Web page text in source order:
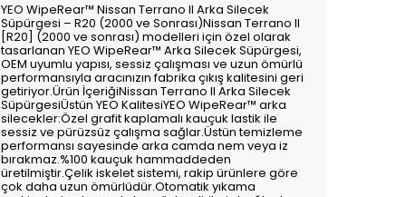
YEO WipeRear™️ Nissan Terrano II Arka Silecek
Süpürgesi – R20 (2000 ve Sonrası)Nissan Terrano II
[R20] (2000 ve sonrası) modelleri için özel olarak
tasarlanan YEO WipeRear™️ Arka Silecek Süpürgesi,
OEM uyumlu yapısı, sessiz çalışması ve uzun ömürlü
performansıyla aracınızın fabrika çıkış kalitesini geri
getiriyor.Ürün İçeriğiNissan Terrano II Arka Silecek
SüpürgesiÜstün YEO KalitesiYEO WipeRear™️ arka
silecekler:Özel grafit kaplamalı kauçuk lastik ile
sessiz ve pürüzsüz çalışma sağlar.Üstün temizleme
performansı sayesinde arka camda nem veya iz
bırakmaz.%100 kauçuk hammaddeden
üretilmiştir.Çelik iskelet sistemi, rakip ürünlere göre
çok daha uzun ömürlüdür.Otomatik yıkama